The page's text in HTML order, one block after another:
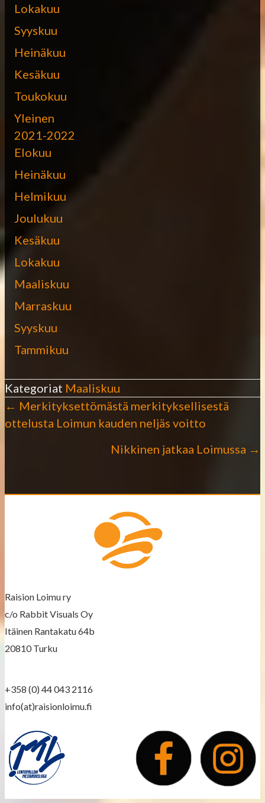
Lokakuu
Syyskuu
Heinäkuu
Kesäkuu
Toukokuu
Yleinen
2021-2022
Elokuu
Heinäkuu
Helmikuu
Joulukuu
Kesäkuu
Lokakuu
Maaliskuu
Marraskuu
Syyskuu
Tammikuu
Kategoriat Maaliskuu
P
t
v
i
g
t
o
n
← Merkityksettömästä merkityksellisestä
ottelusta Loimun kauden neljäs voitto
Nikkinen jatkaa Loimussa →
Raision Loimu ry
c/o Rabbit Visuals Oy
Itäinen Rantakatu 64b
20810 Turku
+358 (0) 44 043 2116
info(at)raisionloimu.fi